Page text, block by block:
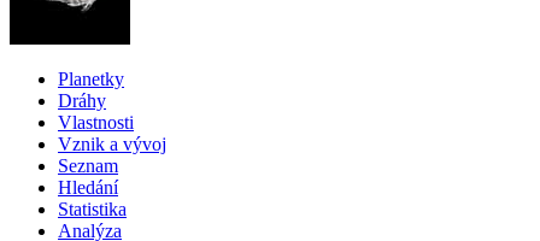
Planetky
Dráhy
Vlastnosti
Vznik a vývoj
Seznam
Hledání
Statistika
Analýza